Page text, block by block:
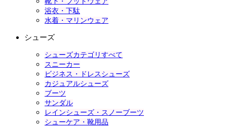
浴衣・下駄
水着・マリンウェア
シューズ
シューズカテゴリすべて
スニーカー
ビジネス・ドレスシューズ
カジュアルシューズ
ブーツ
サンダル
レインシューズ・スノーブーツ
シューケア・靴用品